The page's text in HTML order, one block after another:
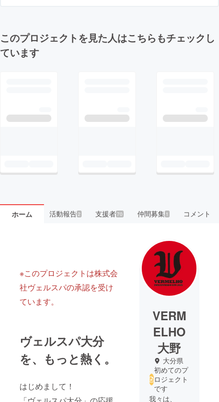
このプロジェクトを見た人はこちらもチェックし
ています
ホーム 活動報告2 支援者70 仲間募集 1 コメント
※このプロジェクトは株式会
社ヴェルスパの承認を受け
ています。
ヴェルスパ大分
を、もっと熱く。
はじめまして！
VERM
ELHO
大野
大分県
初めてのプ
ロジェクト
です
我々は、